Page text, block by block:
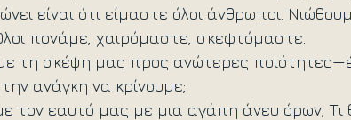
είναι ότι είμαστε όλοι άνθρωποι.
πονάμε, χαιρόμαστε, σκεφτόμαστε.
τη σκέψη μας προς ανώτερες
ανάγκη να κρίνουμε;
τον εαυτό μας με μια αγάπη άνευ όρων; Τι